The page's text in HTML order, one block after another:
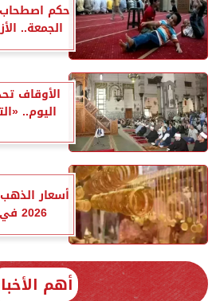
حكم اصطحاب
الجمعة..
الأوقاف
اليوم..
2026 في مصر.. كم يبلغ عيار...
أهم